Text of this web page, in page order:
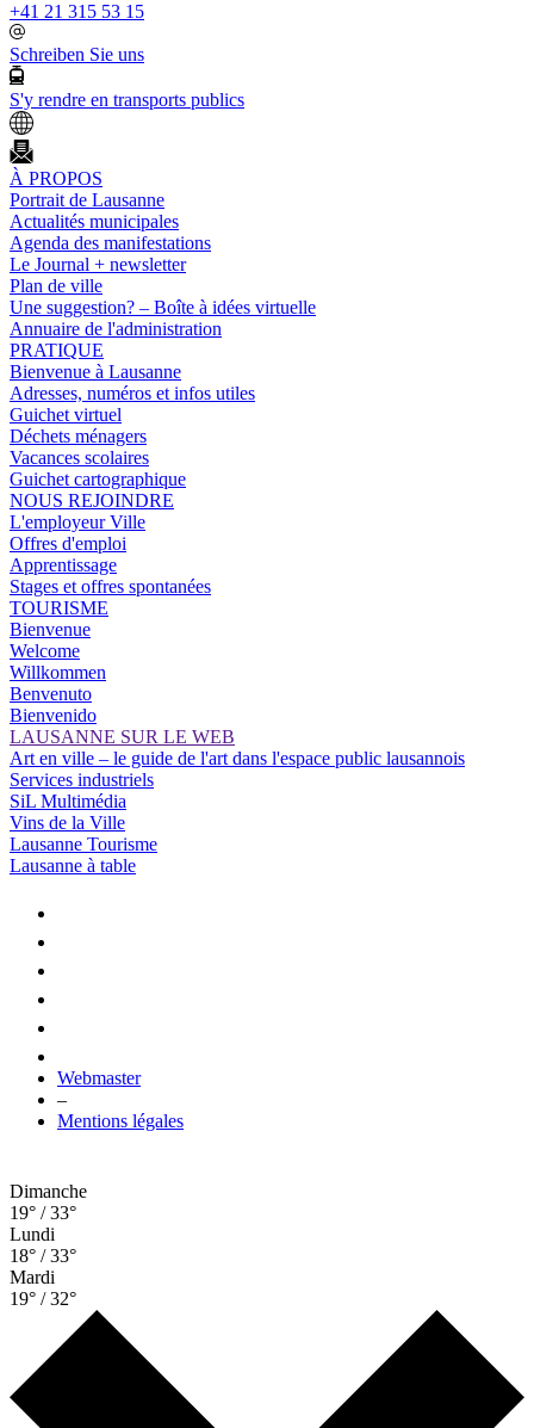
+41 21 315 53 15
Schreiben Sie uns
S'y rendre en transports publics
À PROPOS
Portrait de Lausanne
Actualités municipales
Agenda des manifestations
Le Journal + newsletter
Plan de ville
Une suggestion? – Boîte à idées virtuelle
Annuaire de l'administration
PRATIQUE
Bienvenue à Lausanne
Adresses, numéros et infos utiles
Guichet virtuel
Déchets ménagers
Vacances scolaires
Guichet cartographique
NOUS REJOINDRE
L'employeur Ville
Offres d'emploi
Apprentissage
Stages et offres spontanées
TOURISME
Bienvenue
Welcome
Willkommen
Benvenuto
Bienvenido
LAUSANNE SUR LE WEB
Art en ville – le guide de l'art dans l'espace public lausannois
Services industriels
SiL Multimédia
Vins de la Ville
Lausanne Tourisme
Lausanne à table
Webmaster
–
Mentions légales
Dimanche
19° / 33°
Lundi
18° / 33°
Mardi
19° / 32°